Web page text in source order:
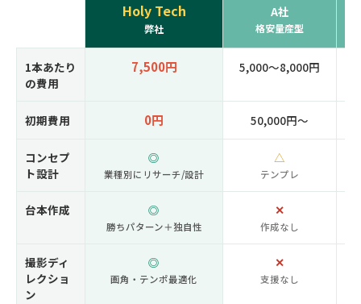
Holy Tech
弊社
A社
格安量産型
1本あたり
の費用
7,500円 5,000〜8,000円
初期費用 0円 50,000円〜
コンセプ
ト設計
◎
業種別にリサーチ/設計
△
テンプレ
台本作成 ◎
勝ちパターン＋独自性
✕
作成なし
撮影ディ
レクショ
ン
◎
画角・テンポ最適化
✕
支援なし